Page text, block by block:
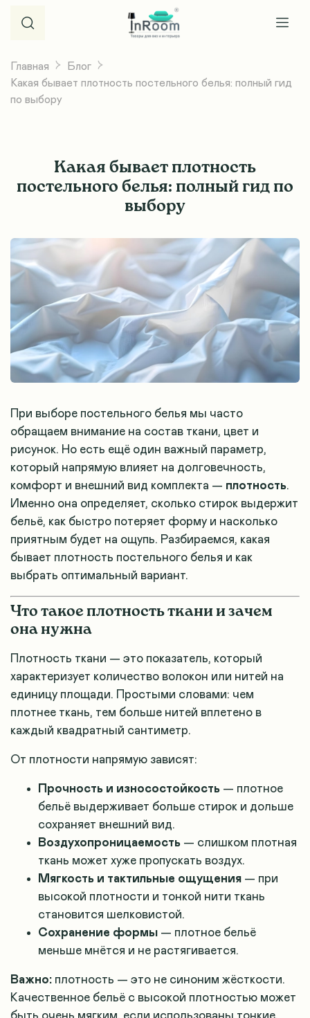
Главная
Блог
Какая бывает плотность постельного белья: полный гид
по выбору
Какая бывает плотность
постельного белья: полный гид по
выбору
При выборе постельного белья мы часто
обращаем внимание на состав ткани, цвет и
рисунок. Но есть ещё один важный параметр,
который напрямую влияет на долговечность,
комфорт и внешний вид комплекта — плотность.
Именно она определяет, сколько стирок выдержит
бельё, как быстро потеряет форму и насколько
приятным будет на ощупь. Разбираемся, какая
бывает плотность постельного белья и как
выбрать оптимальный вариант.
Что такое плотность ткани и зачем
она нужна
Плотность ткани — это показатель, который
характеризует количество волокон или нитей на
единицу площади. Простыми словами: чем
плотнее ткань, тем больше нитей вплетено в
каждый квадратный сантиметр.
От плотности напрямую зависят:
Прочность и износостойкость — плотное
бельё выдерживает больше стирок и дольше
сохраняет внешний вид.
Воздухопроницаемость — слишком плотная
ткань может хуже пропускать воздух.
Мягкость и тактильные ощущения — при
высокой плотности и тонкой нити ткань
становится шелковистой.
Сохранение формы — плотное бельё
меньше мнётся и не растягивается.
Важно: плотность — это не синоним жёсткости.
Качественное бельё с высокой плотностью может